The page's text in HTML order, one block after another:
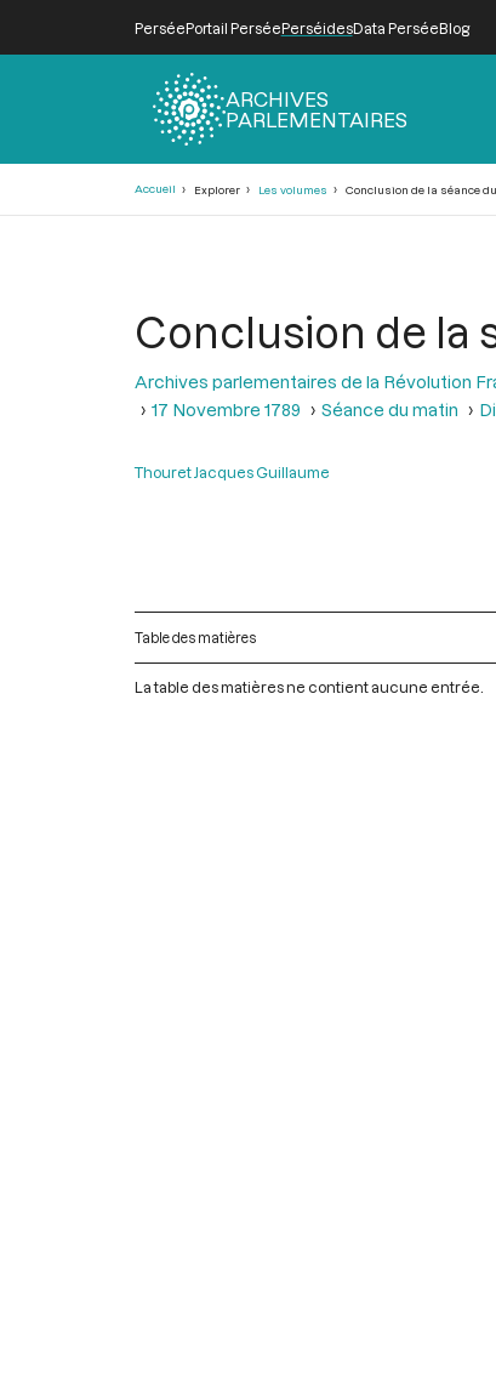
PerséePortail PerséePerséidesData PerséeBlog
ARCHIVES
PARLEMENTAIRES
Accueil Explorer Les volumes Conclusion de la séance
Conclusion de la
Archives parlementaires de la Révolution
17 Novembre 1789
Séance du matin
Thouret Jacques Guillaume
Table des matières
La table des matières ne contient aucune entrée.